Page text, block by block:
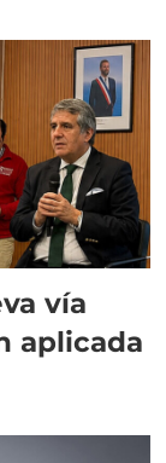
vía
aplicada